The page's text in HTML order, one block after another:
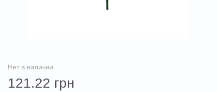
Нет в наличии
121.22 грн